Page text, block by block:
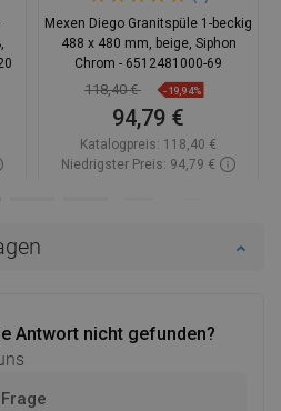
Antwort nicht gefunden?
Mexen Diego Granitspüle 1-beckig
488 x 480 mm, beige, Siphon
Chrom - 6512481000-69
118,40 € -19,94%
94,79 €
Katalogpreis: 118,40 €
Niedrigster Preis: 94,79 €